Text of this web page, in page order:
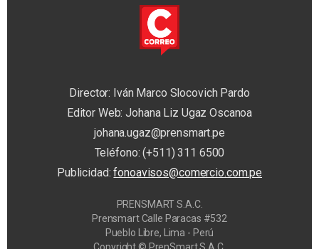
Director: Iván Marco Slocovich Pardo
Editor Web: Johana Liz Ugaz Oscanoa
johana.ugaz@prensmart.pe
Teléfono: (+511) 311 6500
Publicidad:fonoavisos@comercio.com.pe
PRENSMART S.A.C.
Prensmart Calle Paracas #532
Pueblo Libre, Lima - Perú